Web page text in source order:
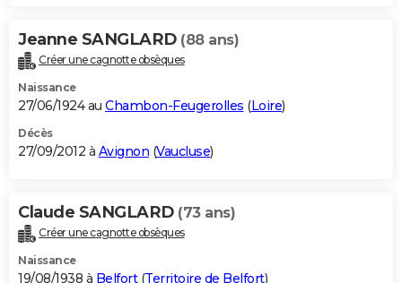
Jeanne SANGLARD (88 ans)
Créer une cagnotte obsèques
Naissance
27/06/1924 au Chambon-Feugerolles (Loire)
Décès
27/09/2012 à Avignon (Vaucluse)
Claude SANGLARD (73 ans)
Créer une cagnotte obsèques
Naissance
19/08/1938 à Belfort(Territoire de Belfort)